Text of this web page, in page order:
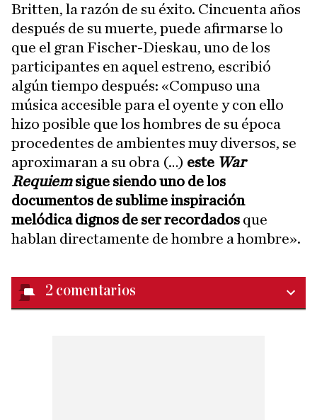
Britten, la razón de su éxito. Cincuenta años
después de su muerte, puede afirmarse lo
que el gran Fischer-Dieskau, uno de los
participantes en aquel estreno, escribió
algún tiempo después: «Compuso una
música accesible para el oyente y con ello
hizo posible que los hombres de su época
procedentes de ambientes muy diversos, se
aproximaran a su obra (…) este War
Requiemsigue siendo uno de los
documentos de sublime inspiración
melódica dignos de ser recordados que
hablan directamente de hombre a hombre».
2 comentarios